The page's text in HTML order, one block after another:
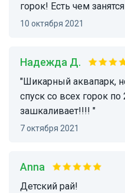
горок! Есть чем
10 октября 2021
Надежда Д.
"Шикарный аквапарк, но надо иметь пару, так как
спуск со всех горок
зашкаливает!!!! "
7 октября 2021
Anna
Детский рай!